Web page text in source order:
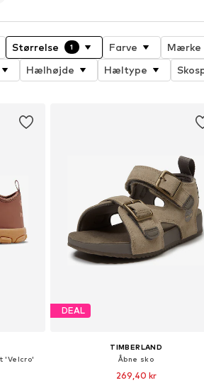
Størrelse 1 Farve Mærke
Hælhøjde Hæltype
'Velcro'
DEAL
TIMBERLAND
Åbne sko
269,40 kr